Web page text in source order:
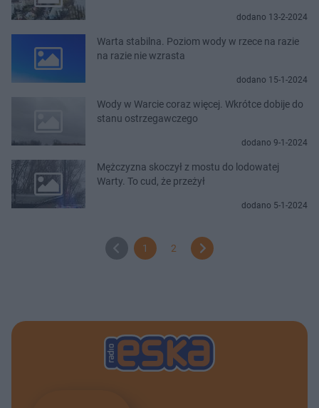
dodano 13-2-2024
Warta stabilna. Poziom wody w rzece na razie
na razie nie wzrasta
dodano 15-1-2024
Wody w Warcie coraz więcej. Wkrótce dobije do
stanu ostrzegawczego
dodano 9-1-2024
Mężczyzna skoczył z mostu do lodowatej
Warty. To cud, że przeżył
dodano 5-1-2024
1 2